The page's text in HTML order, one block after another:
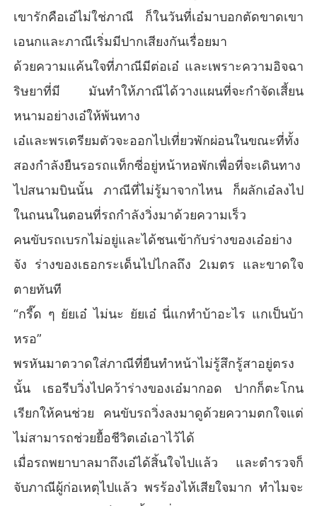
เขารักคือเอ๋ไม่ใช่ภาณี ก็ในวันที่เอ๋มาบอกตัดขาดเขา
เอนกและภาณีเริ่มมีปากเสียงกันเรื่อยมา
ด้วยความแค้นใจที่ภาณีมีต่อเอ๋ และเพราะความอิจฉา
ริษยาที่มี มันทำให้ภาณีได้วางแผนที่จะกำจัดเสี้ยน
หนามอย่างเอ๋ให้พ้นทาง
เอ๋และพรเตรียมตัวจะออกไปเที่ยวพักผ่อนในขณะที่ทั้ง
สองกำลังยืนรอรถแท็กซี่อยู่หน้าหอพักเพื่อที่จะเดินทาง
ไปสนามบินนั้น ภาณีที่ไม่รู้มาจากไหน ก็ผลักเอ๋ลงไป
ในถนนในตอนที่รถกำลังวิ่งมาด้วยความเร็ว
คนขับรถเบรกไม่อยู่และได้ชนเข้ากับร่างของเอ๋อย่าง
จัง ร่างของเธอกระเด็นไปไกลถึง 2เมตร และขาดใจ
ตายทันที
“กรี๊ด ๆ ยัยเอ๋ ไม่นะ ยัยเอ๋ นี่แกทำบ้าอะไร แกเป็นบ้า
หรอ”
พรหันมาตวาดใส่ภาณีที่ยืนทำหน้าไม่รู้สึกรู้สาอยู่ตรง
นั้น เธอรีบวิ่งไปคว้าร่างของเอ๋มากอด ปากก็ตะโกน
เรียกให้คนช่วย คนขับรถวิ่งลงมาดูด้วยความตกใจแต่
ไม่สามารถช่วยยื้อชีวิตเอ๋เอาไว้ได้
เมื่อรถพยาบาลมาถึงเอ๋ได้สิ้นใจไปแล้ว และตำรวจก็
จับภาณีผู้ก่อเหตุไปแล้ว พรร้องไห้เสียใจมาก ทำไมจะ